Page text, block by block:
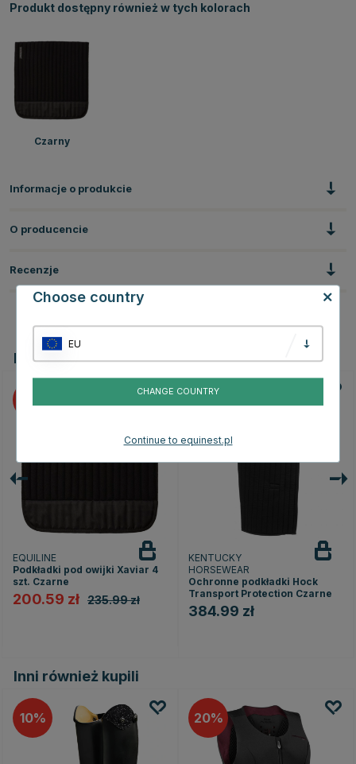
Produkt dostępny również w tych kolorach
Czarny
Informacje o produkcie
O producencie
Recenzje
Powiązane produkty
EQUILINE
Podkładki pod owijki Xaviar 4
szt. Czarne
200.59 zł 235.99 zł
KENTUCKY
HORSEWEAR
Ochronne podkładki Hock
Transport Protection Czarne
384.99 zł
Inni również kupili
10 20
Choose country
EU
CHANGE COUNTRY
Continue to equinest.pl